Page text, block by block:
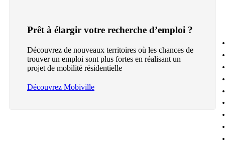
Prêt à élargir votre recherche d’emploi ?
Découvrez de nouveaux territoires où les chances de
trouver un emploi sont plus fortes en réalisant un
projet de mobilité résidentielle
Découvrez Mobiville